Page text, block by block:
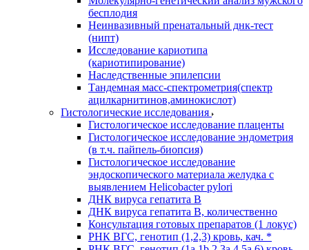
бесплодия
Неинвазивный пренатальный днк-тест
(нипт)
Исследование кариотипа
(кариотипирование)
Наследственные эпилепсии
Тандемная масс-спектрометрия(спектр
ацилкарнитинов,аминокислот)
Гистологические исследования
Гистологическое исследование плаценты
Гистологическое исследование эндометрия
(в т.ч. пайпель-биопсия)
Гистологическое исследование
эндоскопического материала желудка с
выявлением Helicobacter pylori
ДНК вируса гепатита B
ДНК вируса гепатита B, количественно
Консультация готовых препаратов (1 локус)
РНК ВГC, генотип (1,2,3) кровь, кач. *